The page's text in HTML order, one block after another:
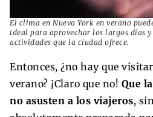
El clima en Nueva York en verano
ideal para aprovechar los largos días
actividades que la ciudad ofrece.
Entonces, ¿no hay que
verano? ¡Claro que no! Que
no asusten a los viajeros,